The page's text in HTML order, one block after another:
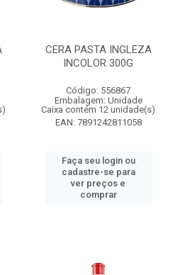
CERA PASTA INGLEZA
INCOLOR 300G
Código: 556867
Embalagem: Unidade
Caixa contém 12 unidade(s)
EAN: 7891242811058
Faça seu login ou
cadastre-se para
ver preços e
comprar